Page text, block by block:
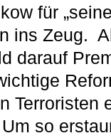
für
ins Zeug.
darauf
Terroristen
so